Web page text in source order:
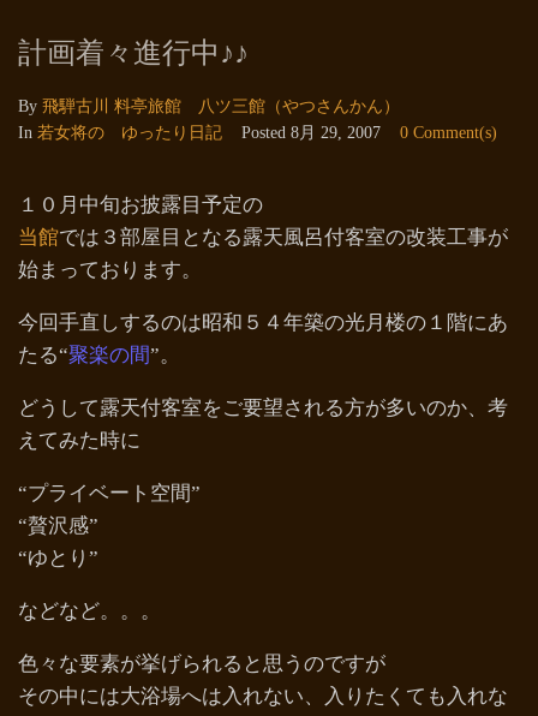
計画着々進行中♪♪
By 飛騨古川 料亭旅館 八ツ三館（やつさんかん）
In 若女将の ゆったり日記 Posted 8月 29, 2007 0 Comment(s)
１０月中旬お披露目予定の
当館では３部屋目となる露天風呂付客室の改装工事が
始まっております。
今回手直しするのは昭和５４年築の光月楼の１階にあ
たる“聚楽の間”。
どうして露天付客室をご要望される方が多いのか、考
えてみた時に
“プライベート空間”
“贅沢感”
“ゆとり”
などなど。。。
色々な要素が挙げられると思うのですが
その中には大浴場へは入れない、入りたくても入れな